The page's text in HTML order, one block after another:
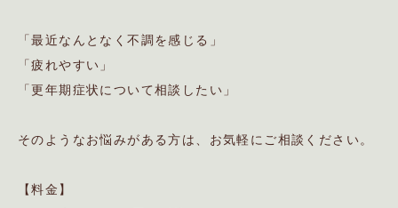
「最近なんとなく不調を感じる」
「疲れやすい」
「更年期症状について相談したい」
そのようなお悩みがある方は、お気軽にご相談ください。
【料金】